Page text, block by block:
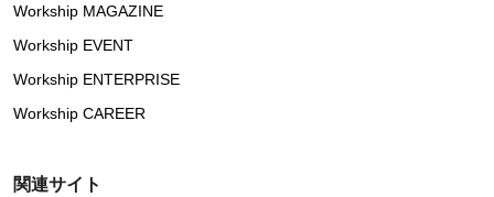
Workship MAGAZINE
Workship EVENT
Workship ENTERPRISE
Workship CAREER
関連サイト